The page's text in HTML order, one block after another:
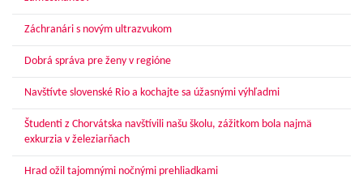
Záchranári s novým ultrazvukom
Dobrá správa pre ženy v regióne
Navštívte slovenské Rio a kochajte sa úžasnými výhľadmi
Študenti z Chorvátska navštívili našu školu, zážitkom bola najmä
exkurzia v železiarňach
Hrad ožil tajomnými nočnými prehliadkami